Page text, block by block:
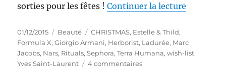
sorties pour les fêtes !Continuer la lecture
Publié
le
01/12/2015 Catégories
Beauté Étiquettes
CHRISTMAS, Estelle & Thild,
Formula X,Giorgio Armani, Herborist, Ladurée, Marc
Jacobs, Nars, Rituals,Sephora,Terra Humana,wish-list,
Yves Saint-Laurent
4 commentairessur